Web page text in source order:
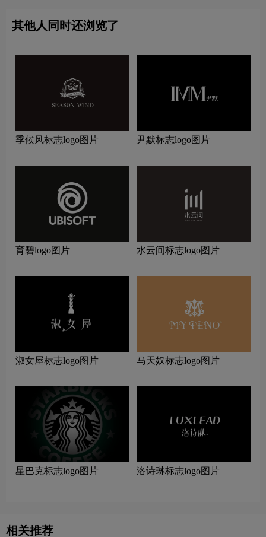
其他人同时还浏览了
季候风标志logo图片 尹默标志logo图片
育碧logo图片 水云间标志logo图片
淑女屋标志logo图片 马天奴标志logo图片
星巴克标志logo图片 洛诗琳标志logo图片
相关推荐